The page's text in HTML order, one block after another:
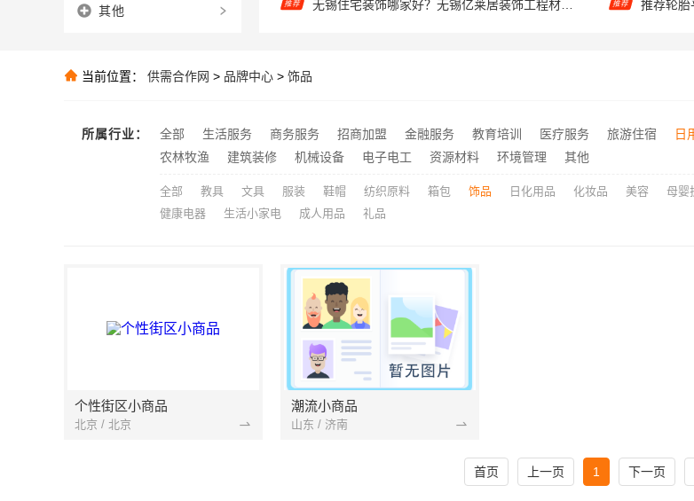
推荐 海安毛坯家装电话_南通宏域全宅装饰建材有限公司
推荐 永城新房装修半包-河南璟臻环保建材有限公司省心托管
推荐 天宁家
推荐
其他
当前位置： 供需合作网 > 品牌中心 > 饰品
所属行业： 全部 生活服务 商务服务 招商加盟 金融服务 教育培训 医疗服务 旅游住宿 日
农林牧渔
建筑装修 机械设备 电子电工 资源材料 环境管理 其他
全部 教具 文具 服装 鞋帽 纺织原料 箱包 饰品 日化用品 化妆品 美容 母婴
健康电器
生活小家电 成人用品 礼品
个性街区小商品
北京 / 北京
潮流小商品
山东 / 济南
首页 上一页 1 下一页